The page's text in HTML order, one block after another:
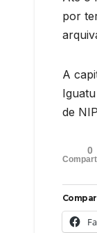
por
A
de
0